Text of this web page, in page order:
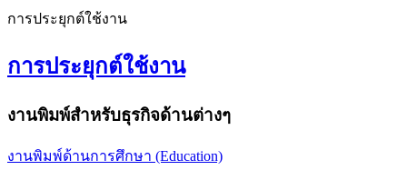
การประยุกต์ใช้งาน
การประยุกต์ใช้งาน
งานพิมพ์สำหรับธุรกิจด้านต่างๆ
งานพิมพ์ด้านการศึกษา (Education)